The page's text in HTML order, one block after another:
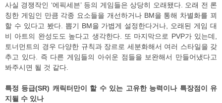
사실 경쟁작인 ‘에픽세븐’ 등의 게임들은 상당히 오래됐다. 오래 전 론
칭한 게임인 만큼 각종 요소들을 개선하거나 BM을 통해 차별화를 꾀
할 수 있다고 봤다. 뽑기 BM을 가볍게 설정한다거나, 오래된 게임 대
비 아트의 완성도도 높다고 생각한다. 또 마지막으로 PVP가 있는데,
토너먼트의 경우 다양한 규칙과 장르로 세분화해서 여러 스타일을 갖
추고 있다. 즉 다른 게임들의 아쉬운 점들을 보완해서 만들어냈다고
봐주시면 될 것 같다.
특정 등급(SR) 캐릭터만이 할 수 있는 고유한 능력이나 특장점이 유
지될 수 있나